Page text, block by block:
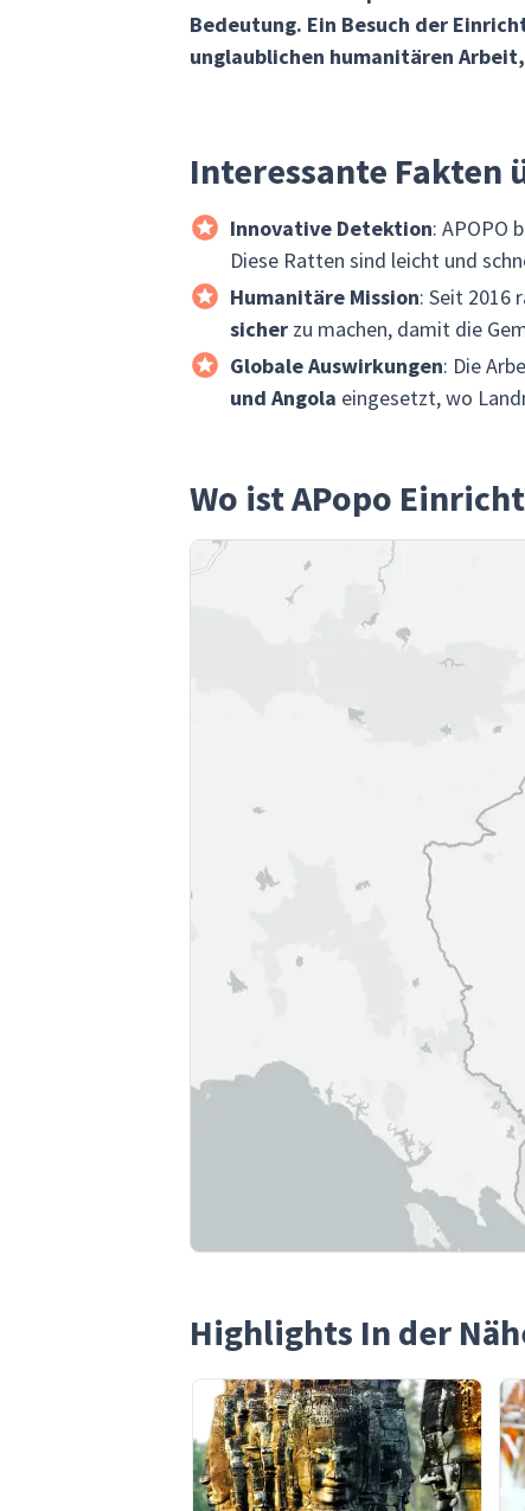
Bedeutung. Ein Besuch der
unglaublichen humanitären
Interessante Fakten
Innovative Detektion: APOPO
Diese Ratten sind leicht und
Humanitäre Mission: Seit 2016
sicherzu machen, damit die
Globale Auswirkungen: Die
und Angola eingesetzt, wo
Wo ist APopo
Highlights In der